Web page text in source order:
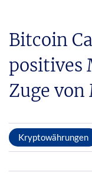
Bitcoin
positives
Zuge
Kryptowährungen